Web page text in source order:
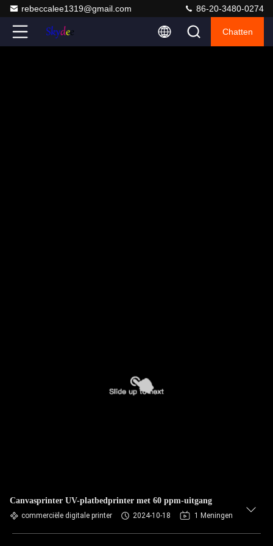
rebeccalee1319@gmail.com 86-20-3480-0274
Chatten
Canvasprinter UV-platbedprinter met 60 ppm-uitgang
commerciële digitale printer 2024-10-18 1 Meningen